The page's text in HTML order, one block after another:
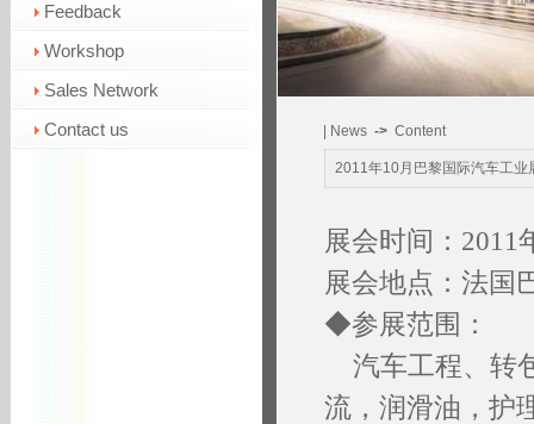
Feedback
Workshop
Sales Network
Contact us
| News ->Content
2011年10月巴黎国际汽车工业
展会时间：2011
展会地点：法国
◆参展范围：
汽车工程、转
流，润滑油，护